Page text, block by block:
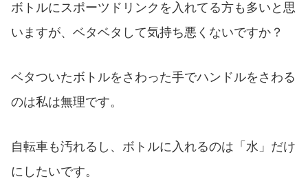
ボトルにスポーツドリンクを入れてる方も多いと思
いますが、ベタベタして気持ち悪くないですか？
ベタついたボトルをさわった手でハンドルをさわる
のは私は無理です。
自転車も汚れるし、ボトルに入れるのは「水」だけ
にしたいです。